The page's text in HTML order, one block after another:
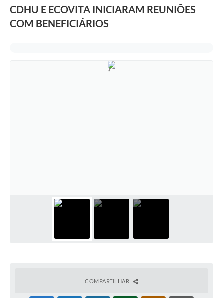
CDHU E ECOVITA INICIARAM REUNIÕES
COM BENEFICIÁRIOS
COMPARTILHAR